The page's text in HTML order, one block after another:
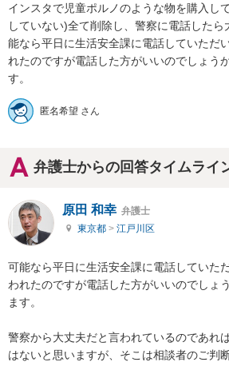
インスタで児童ポルノのような物を購入し
していない)全て削除し、警察に電話した
能なら平日に生活安全課に電話していただ
れたのですが電話した方がいいのでしょう
す。
匿名希望 さん
弁護士からの回答タイムライ
原田 和幸 弁護士
東京都 > 江戸川区
可能なら平日に生活安全課に電話していた
われたのですが電話した方がいいのでしょ
ます。
警察から大丈夫だと言われているのであれ
はないと思いますが、そこは相談者のご判